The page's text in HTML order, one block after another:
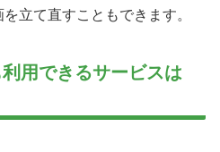
立て直すこともできます。
用できるサービスは